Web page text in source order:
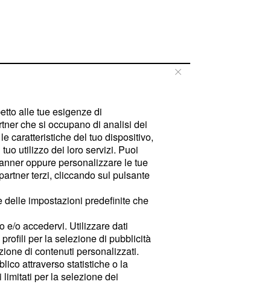
alle tue esigenze di
che si occupano di analisi dei
caratteristiche del tuo dispositivo,
utilizzo dei loro servizi. Puoi
oppure personalizzare le tue
terzi, cliccando sul pulsante
delle impostazioni predefinite che
e/o accedervi. Utilizzare dati
per la selezione di pubblicità
di contenuti personalizzati.
attraverso statistiche o la
per la selezione dei